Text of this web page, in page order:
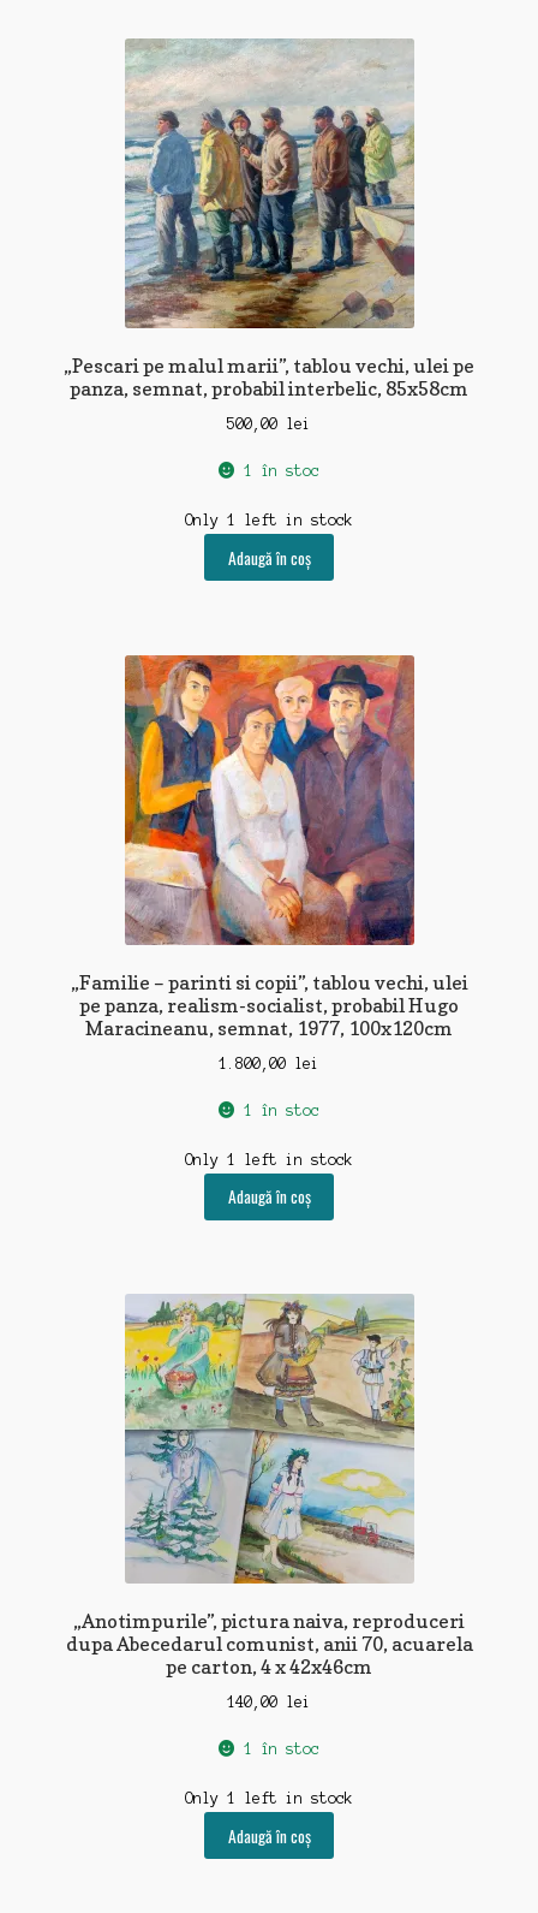
„Pescari pe malul marii”, tablou vechi, ulei pe
panza, semnat, probabil interbelic, 85x58cm
500,00 lei
1 în stoc
Only 1 left in stock
Adaugă în coș
„Familie – parinti si copii”, tablou vechi, ulei
pe panza, realism-socialist, probabil Hugo
Maracineanu, semnat, 1977, 100x120cm
1.800,00 lei
1 în stoc
Only 1 left in stock
Adaugă în coș
„Anotimpurile”, pictura naiva, reproduceri
dupa Abecedarul comunist, anii 70, acuarela
pe carton, 4 x 42x46cm
140,00 lei
1 în stoc
Only 1 left in stock
Adaugă în coș